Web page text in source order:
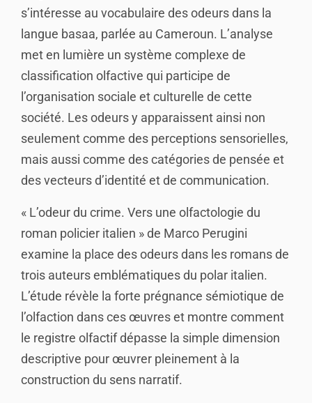
s’intéresse au vocabulaire des odeurs dans la
langue basaa, parlée au Cameroun. L’analyse
met en lumière un système complexe de
classification olfactive qui participe de
l’organisation sociale et culturelle de cette
société. Les odeurs y apparaissent ainsi non
seulement comme des perceptions sensorielles,
mais aussi comme des catégories de pensée et
des vecteurs d’identité et de communication.
« L’odeur du crime. Vers une olfactologie du
roman policier italien » de Marco Perugini
examine la place des odeurs dans les romans de
trois auteurs emblématiques du polar italien.
L’étude révèle la forte prégnance sémiotique de
l’olfaction dans ces œuvres et montre comment
le registre olfactif dépasse la simple dimension
descriptive pour œuvrer pleinement à la
construction du sens narratif.